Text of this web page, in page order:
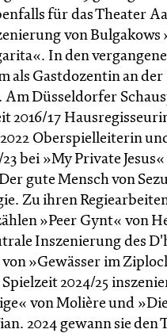
für das Theater
von Bulgakows
In den
als Gastdozentin an
Düsseldorfer
2016/17
2022 Oberspielleiterin
bei »My Private Jesus«
gute Mensch von
Zu ihren
»Peer Gynt« von
Inszenierung des
»Gewässer im
2024/25
von Molière und
2024 gewann sie den